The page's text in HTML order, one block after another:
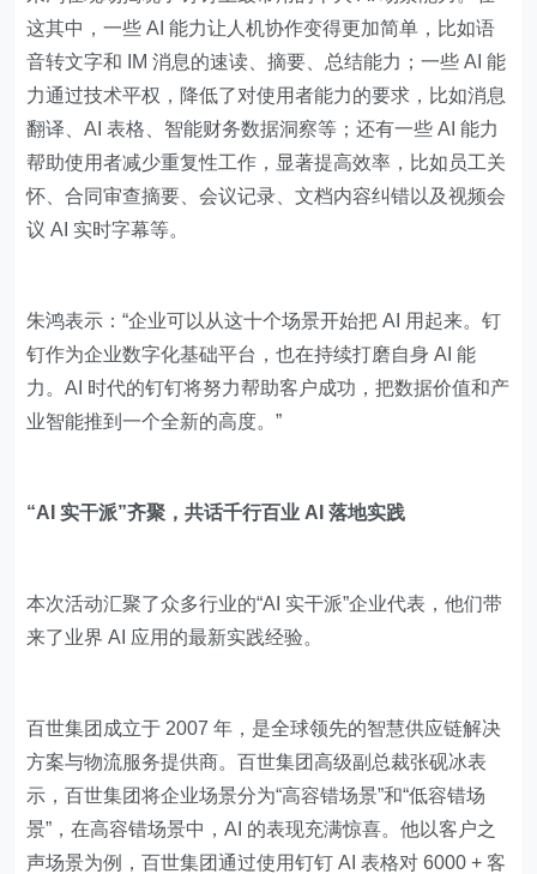
这其中，一些 AI 能力让人机协作变得更加简单，比如语
音转文字和 IM 消息的速读、摘要、总结能力；一些 AI 能
力通过技术平权，降低了对使用者能力的要求，比如消息
翻译、AI 表格、智能财务数据洞察等；还有一些 AI 能力
帮助使用者减少重复性工作，显著提高效率，比如员工关
怀、合同审查摘要、会议记录、文档内容纠错以及视频会
议 AI 实时字幕等。
朱鸿表示：“企业可以从这十个场景开始把 AI 用起来。钉
钉作为企业数字化基础平台，也在持续打磨自身 AI 能
力。AI 时代的钉钉将努力帮助客户成功，把数据价值和产
业智能推到一个全新的高度。”
“AI 实干派”齐聚，共话千行百业 AI 落地实践
本次活动汇聚了众多行业的“AI 实干派”企业代表，他们带
来了业界 AI 应用的最新实践经验。
百世集团成立于 2007 年，是全球领先的智慧供应链解决
方案与物流服务提供商。百世集团高级副总裁张砚冰表
示，百世集团将企业场景分为“高容错场景”和“低容错场
景”，在高容错场景中，AI 的表现充满惊喜。他以客户之
声场景为例，百世集团通过使用钉钉 AI 表格对 6000 + 客